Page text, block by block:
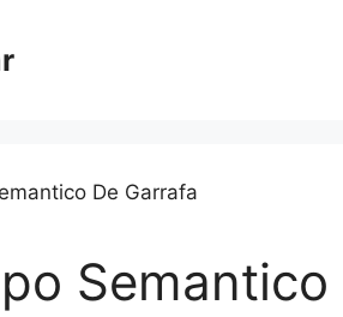
Semantico